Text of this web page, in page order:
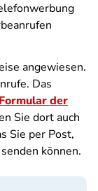
angewiesen.
Das
der
Sie dort auch
Sie per Post,
können.